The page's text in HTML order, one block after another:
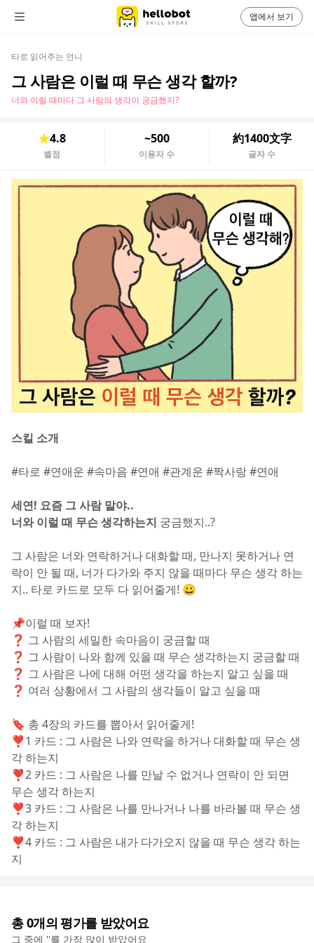
타로 읽어주는 언니
그 사람은 이럴 때 무슨 생각 할까?
너와 이럴 때마다 그 사람의 생각이 궁금했지?
4.8
별점
~500
이용자 수
約1400文字
글자 수
스킬 소개
#타로 #연애운 #속마음 #연애 #관계운 #짝사랑 #연애
세연! 요즘 그 사람 말야..
너와 이럴 때 무슨 생각하는지 궁금했지..?
그 사람은 너와 연락하거나 대화할 때, 만나지 못하거나 연
락이 안 될 때, 너가 다가와 주지 않을 때마다 무슨 생각 하는
지.. 타로 카드로 모두 다 읽어줄게! 😀
📌이럴 때 보자!
❓ 그 사람의 세밀한 속마음이 궁금할 때
❓ 그 사람이 나와 함께 있을 때 무슨 생각하는지 궁금할 때
❓ 그 사람은 나에 대해 어떤 생각을 하는지 알고 싶을 때
❓ 여러 상황에서 그 사람의 생각들이 알고 싶을 때
🔖 총 4장의 카드를 뽑아서 읽어줄게!
❣️1 카드 : 그 사람은 나와 연락을 하거나 대화할 때 무슨 생
각 하는지
❣️2 카드 : 그 사람은 나를 만날 수 없거나 연락이 안 되면
무슨 생각 하는지
❣️3 카드 : 그 사람은 나를 만나거나 나를 바라볼 때 무슨 생
각 하는지
❣️4 카드 : 그 사람은 내가 다가오지 않을 때 무슨 생각 하는
지
총0개의 평가를 받았어요
그 중에 ''를 가장 많이 받았어요
앱에서 보기